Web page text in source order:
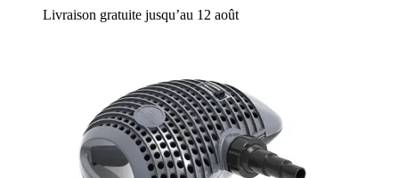
Livraison gratuite jusqu’au 12 août